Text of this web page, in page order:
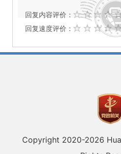
回复内容评价：
回复速度评价：
Copyright 2020-2026